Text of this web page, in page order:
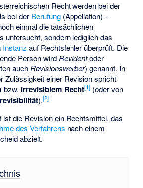
Recht werden bei der
bei der Berufung (Appellation) –
einmal die tatsächlichen
untersucht, sondern lediglich das
Instanz auf Rechtsfehler überprüft. Die
Person wird Revidentoder
auch Revisionswerber) genannt. In
Zulässigkeit einer Revision spricht
bzw. irrevisiblem Recht[1] (oder von
).[2]
die Revision ein Rechtsmittel, das
des Verfahrens nach einem
abzielt.